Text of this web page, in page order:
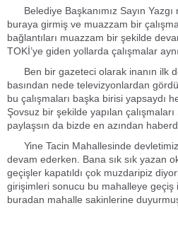
Belediye Başkanımız Sayın
buraya girmiş ve muazzam bir
bağlantıları muazzam bir şekilde
TOKİ’ye giden yollarda çalışmalar
Ben bir gazeteci olarak inanın ilk
basından nede televizyonlardan
bu çalışmaları başka birisi yapsaydı
Şovsuz bir şekilde yapılan çalışmaları
paylaşsın da bizde en azından
Yine Tacin Mahallesinde
devam ederken. Bana sık sık yazan
geçişler kapatıldı çok muzdaripiz
girişimleri sonucu bu mahalleye geçiş
buradan mahalle sakinlerine duyurmuş